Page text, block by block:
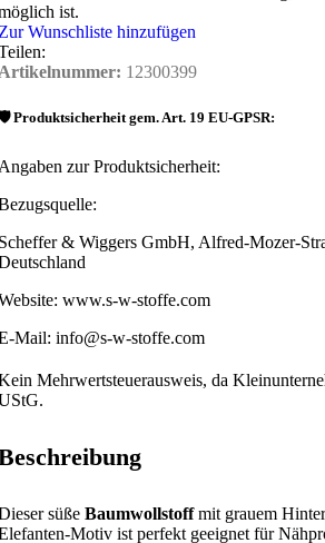
ist.
Wunschliste hinzufügen
12300399
Produktsicherheit gem. Art. 19 EU-GPSR:
zur Produktsicherheit:
& Wiggers GmbH, Alfred-Mozer-
www.s-w-stoffe.com
Mail: info@s-w-stoffe.com
Mehrwertsteuerausweis, da
süße Baumwollstoffmit grauem
Motiv ist perfekt geeignet für